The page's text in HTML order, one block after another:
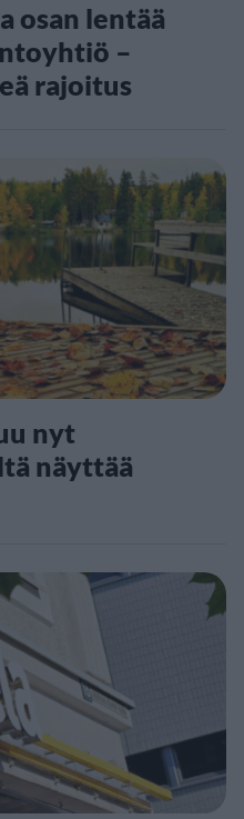
osan lentää
–
rajoitus
nyt
näyttää